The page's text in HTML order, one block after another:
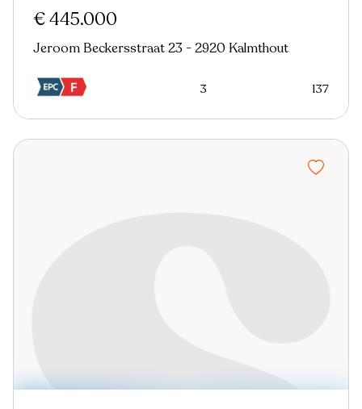
€ 445.000
Jeroom Beckersstraat 23 - 2920 Kalmthout
3 137